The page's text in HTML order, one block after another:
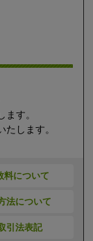
ます。
します。
料について
法について
引法表記